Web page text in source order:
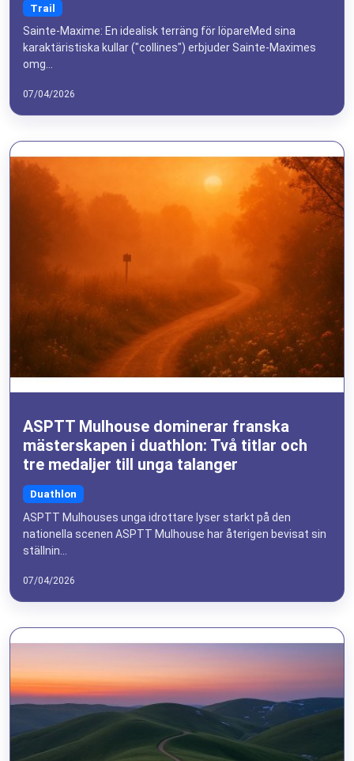
×
PASSIONERADE LÖPARE OCH
TRIATLETER
Gå med tusentals passionerade idrottare och få varje
månad:
✅ Exklusiva träningstips
Trail
Sainte-Maxime: En idealisk terräng för löpareMed sina
karaktäristiska kullar ("collines") erbjuder Sainte-Maximes
omg...
07/04/2026
ASPTT Mulhouse dominerar franska
mästerskapen i duathlon: Två titlar och
tre medaljer till unga talanger
Duathlon
ASPTT Mulhouses unga idrottare lyser starkt på den
nationella scenen ASPTT Mulhouse har återigen bevisat sin
ställnin...
07/04/2026